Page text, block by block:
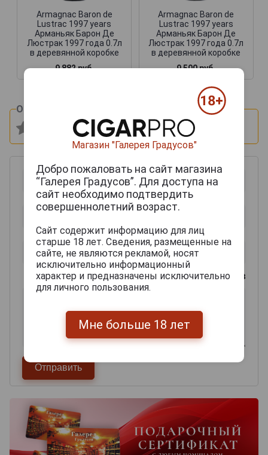
Armagnac Baron de
Lustrac 1997 years
Арманьяк Барон Де
Люстрак 1997 года 0.7л
в деревянной коробке
9 882 руб.
Armagnac Baron de
Lustrac 1997 years
Арманьяк Барон Де
Люстрак 1997 года 0.7л
в деревянной коробке
9 500 руб.
Оцените и напишите отзыв:
0из 2000 знаков
Магазин "Галерея Градусов"
Добро пожаловать на сайт магазина
“Галерея Градусов”. Для доступа на
сайт необходимо подтвердить
совершеннолетний возраст.
Сайт содержит информацию для лиц
старше 18 лет. Сведения, размещенные на
сайте, не являются рекламой, носят
исключительно информационный
характер и предназначены исключительно
для личного пользования.
Мне больше 18 лет